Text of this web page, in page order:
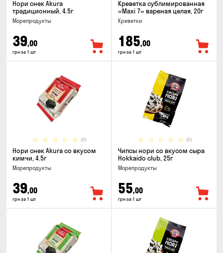
Нори снек Akura
традиционный, 4.5г
Морепродукты
39,00
грн за 1 шт
Креветка сублимированная
«Maxi 7» вареная целая, 20г
Креветки
185,00
грн за 1 шт
(0)
Нори снек Akura со вкусом
кимчи, 4.5г
Морепродукты
39,00
грн за 1 шт
(0)
Чипсы нори со вкусом сыра
Hokkaido club, 25г
Морепродукты
55,00
грн за 1 шт